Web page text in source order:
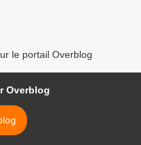
le portail Overblog
Overblog